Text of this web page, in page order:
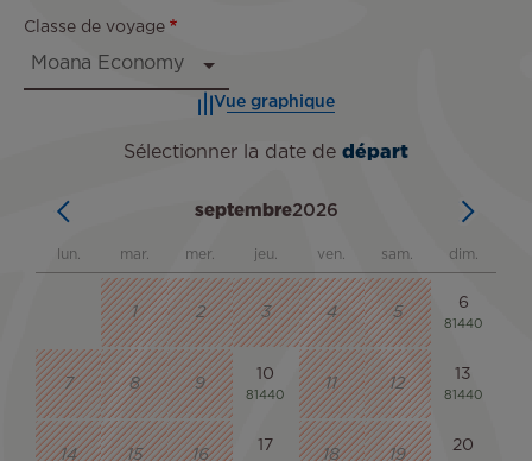
Classe de voyage
Vue graphique